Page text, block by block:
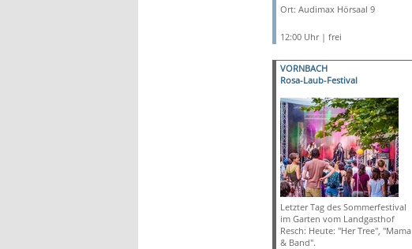
Ort: Audimax Hörsaal 9
12:00 Uhr | frei
VORNBACH
Rosa-Laub-Festival
Letzter Tag des Sommerfestival
im Garten vom Landgasthof
Resch: Heute: "Her Tree", "Mama
& Band".